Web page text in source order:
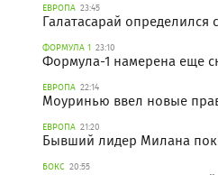
ЕВРОПА 23:45
Галатасарай определился
ФОРМУЛА 1 23:10
Формула-1 намерена еще
ЕВРОПА 22:14
Моуринью ввел новые
ЕВРОПА 21:20
Бывший лидер Милана
БОКС 20:55